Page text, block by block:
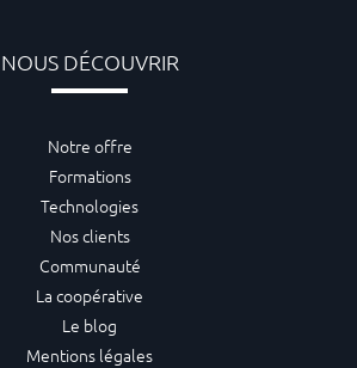
NOUS DÉCOUVRIR
Notre offre
Formations
Technologies
Nos clients
Communauté
La coopérative
Le blog
Mentions légales